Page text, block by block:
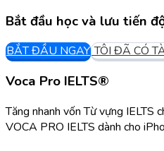
Bắt đầu học và lưu tiến
BẮT ĐẦU NGAY TÔI ĐÃ CÓ
Voca Pro IELTS®
Tăng nhanh vốn Từ vựng IELTS
VOCA PRO IELTS dành cho